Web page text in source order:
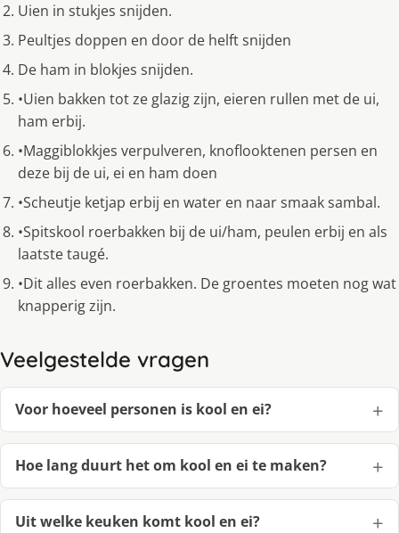
Uien in stukjes snijden.
Peultjes doppen en door de helft snijden
De ham in blokjes snijden.
•Uien bakken tot ze glazig zijn, eieren rullen met de ui,
ham erbij.
•Maggiblokkjes verpulveren, knoflooktenen persen en
deze bij de ui, ei en ham doen
•Scheutje ketjap erbij en water en naar smaak sambal.
•Spitskool roerbakken bij de ui/ham, peulen erbij en als
laatste taugé.
•Dit alles even roerbakken. De groentes moeten nog wat
knapperig zijn.
Veelgestelde vragen
Voor hoeveel personen is kool en ei?
Hoe lang duurt het om kool en ei te maken?
Uit welke keuken komt kool en ei?